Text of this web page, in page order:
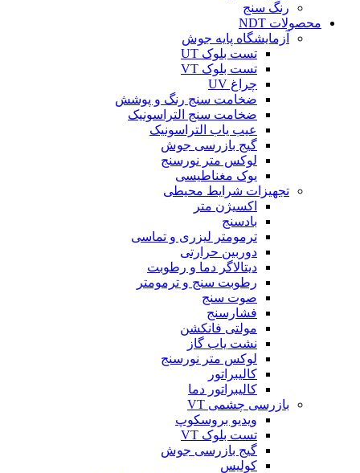
رنگ سنج
محصولات NDT
آزمایشگاه پایه جوش
تست بلوک UT
تست بلوک VT
چراغ UV
ضخامت سنج رنگ و پوشش
ضخامت سنج التراسونیک
عیب یاب التراسونیک
گیج بازرسی جوش
لوکس متر نورسنج
یوک مغناطیسی
تجهیزات شرایط محیطی
اکسیژن متر
بادسنج
ترمومتر لیزری و تماسی
دوربین حرارتی
دیتالاگر دما و رطوبت
رطوبت سنج و ترمومتر
صوت سنج
فشارسنج
مولتی فانکشن
نشت یاب گاز
لوکس متر نورسنج
کالیبراتور
کالیبراتور دما
بازرسی چشمی VT
ویدیو بروسکوپ
تست بلوک VT
گیج بازرسی جوش
کولیس